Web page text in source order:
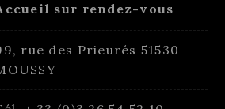
sur rendez-vous
rue des Prieurés 51530